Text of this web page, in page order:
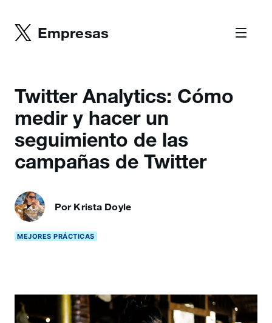
Empresas
Twitter Analytics: Cómo
medir y hacer un
seguimiento de las
campañas de Twitter
Por Krista Doyle
MEJORES PRÁCTICAS